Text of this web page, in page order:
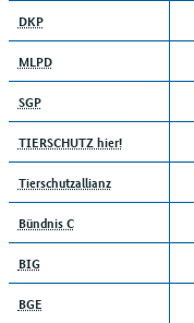
DKP
MLPD
SGP
TIERSCHUTZ hier!
Tierschutzallianz
Bündnis C
BIG
BGE